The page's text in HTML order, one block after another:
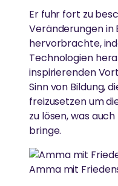
Er fuhr fort zu
Veränderungen in
hervorbrachte,
Technologien
inspirierenden
Sinn von Bildung,
freizusetzen um
zu lösen, was
bringe.
Amma mit